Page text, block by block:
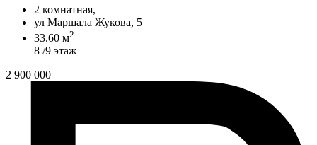
2 комнатная,
ул Маршала Жукова, 5
33.60 м2
8 /9 этаж
2 900 000